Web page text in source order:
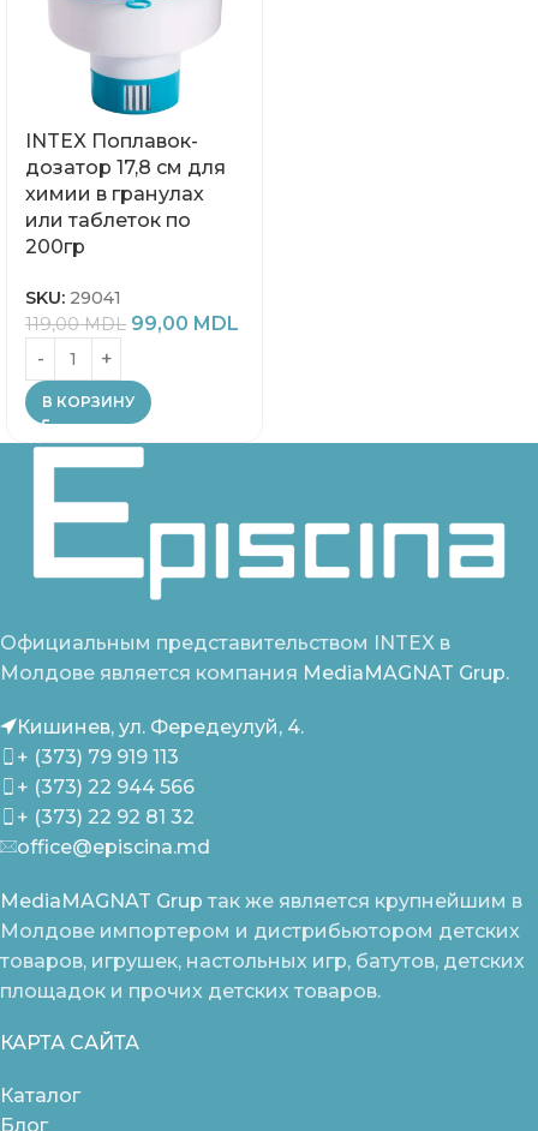
INTEX Поплавок-
дозатор 17,8 см для
химии в гранулах
или таблеток по
200гр
SKU: 29041
119,00MDL 99,00 MDL
В КОРЗИНУ
Официальным представительством INTEX в
Молдове является компания MediaMAGNAT Grup.
Кишинев, ул. Фередеулуй, 4.
+ (373) 79 919 113
+ (373) 22 944 566
+ (373) 22 92 81 32
office@episcina.md
MediaMAGNAT Grup так же является крупнейшим в
Молдове импортером и дистрибьютором детских
товаров, игрушек, настольных игр, батутов, детских
площадок и прочих детских товаров.
КАРТА САЙТА
Каталог
Блог